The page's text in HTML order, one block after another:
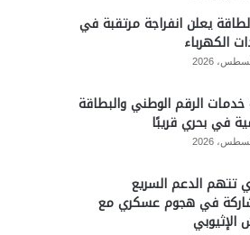
يعلن انفراجة مرتقبة في
الكهرباء
الرقم الوطني والبطاقة
في بحري قريبًا
تتهم الدعم السريع
في هجوم عسكري مع
الإثيوبي